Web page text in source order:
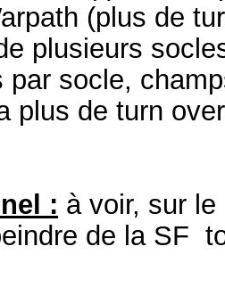
(plus de
plusieurs
par socle,
plus de turn
: à voir, sur
de la SF